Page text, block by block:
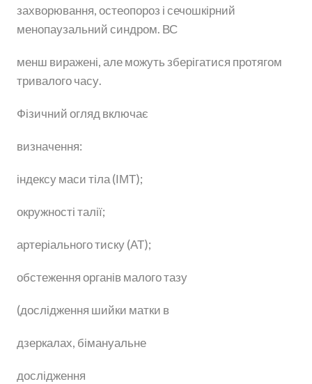
захворювання, остеопороз і сечошкірний
менопаузальний синдром. ВС
менш виражені, але можуть зберігатися протягом
тривалого часу.
Фізичний огляд включає
визначення:
індексу маси тіла (ІМТ);
окружності талії;
артеріального тиску (АТ);
обстеження органів малого тазу
(дослідження шийки матки в
дзеркалах, бімануальне
дослідження